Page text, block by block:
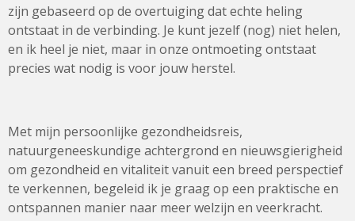
zijn gebaseerd op de overtuiging dat echte heling
ontstaat in de verbinding. Je kunt jezelf (nog) niet helen,
en ik heel je niet, maar in onze ontmoeting ontstaat
precies wat nodig is voor jouw herstel.
Met mijn persoonlijke gezondheidsreis,
natuurgeneeskundige achtergrond en nieuwsgierigheid
om gezondheid en vitaliteit vanuit een breed perspectief
te verkennen, begeleid ik je graag op een praktische en
ontspannen manier naar meer welzijn en veerkracht.